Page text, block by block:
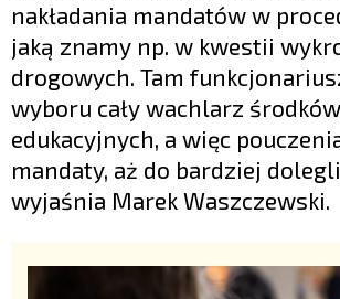
nakładania mandatów w
jaką znamy np. w kwestii
drogowych. Tam
wyboru cały wachlarz
edukacyjnych, a więc
mandaty, aż do bardziej
wyjaśnia Marek Waszczewski.